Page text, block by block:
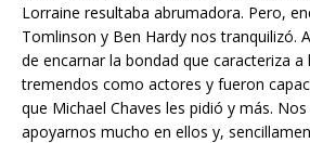
Lorraine resultaba abrumadora. Pero,
Tomlinson y Ben Hardy nos tranquilizó.
de encarnar la bondad que caracteriza a
tremendos como actores y fueron
que Michael Chaves les pidió y más.
apoyarnos mucho en ellos y,